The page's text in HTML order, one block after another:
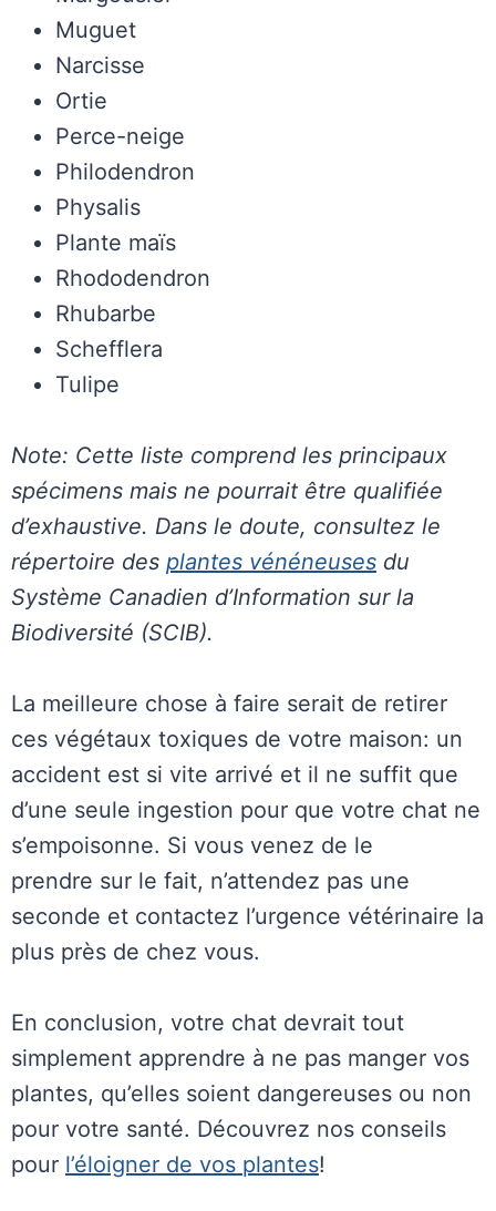
Muguet
Narcisse
Ortie
Perce-neige
Philodendron
Physalis
Plante maïs
Rhododendron
Rhubarbe
Schefflera
Tulipe
Note: Cette liste comprend les principaux
spécimens mais ne pourrait être qualifiée
d’exhaustive. Dans le doute, consultez le
répertoire des plantes vénéneuses du
Système Canadien d’Information sur la
Biodiversité (SCIB).
La meilleure chose à faire serait de retirer
ces végétaux toxiques de votre maison: un
accident est si vite arrivé et il ne suffit que
d’une seule ingestion pour que votre chat ne
s’empoisonne. Si vous venez de le
prendre sur le fait, n’attendez pas une
seconde et contactez l’urgence vétérinaire la
plus près de chez vous.
En conclusion, votre chat devrait tout
simplement apprendre à ne pas manger vos
plantes, qu’elles soient dangereuses ou non
pour votre santé. Découvrez nos conseils
pour l’éloigner de vos plantes!